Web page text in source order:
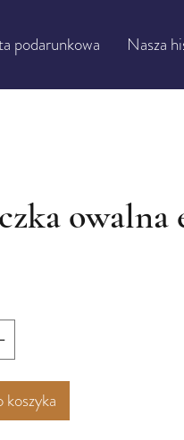
podarunkowa Nasza
owalna
koszyka